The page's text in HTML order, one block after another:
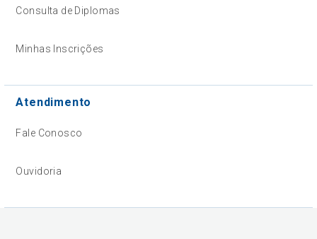
Consulta de Diplomas
Minhas Inscrições
Atendimento
Fale Conosco
Ouvidoria